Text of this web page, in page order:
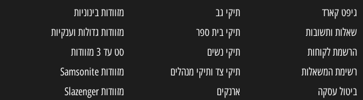
גיפט קארד
שאלות ותשובות
הרשמת לקוחות
רשימת המשאלות
ביטול עסקה
תיקי גב
תיקי בית ספר
תיקי נשים
תיקי צד ותיקי מנהלים
ארנקים
מזוודות בינוניות
מזוודות גדולות וענקיות
סט עד 3 מזוודות
מזוודות Samsonite
מזוודות Slazenger